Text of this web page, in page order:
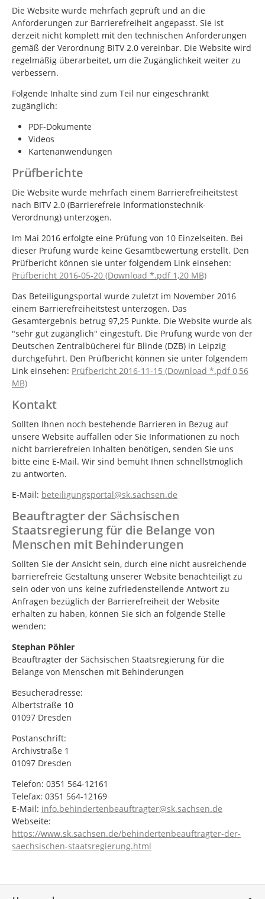
Die Website wurde mehrfach geprüft und an die
Anforderungen zur Barrierefreiheit angepasst. Sie ist
derzeit nicht komplett mit den technischen Anforderungen
gemäß der Verordnung BITV 2.0 vereinbar. Die Website wird
regelmäßig überarbeitet, um die Zugänglichkeit weiter zu
verbessern.
Folgende Inhalte sind zum Teil nur eingeschränkt
zugänglich:
PDF-Dokumente
Videos
Kartenanwendungen
Prüfberichte
Die Website wurde mehrfach einem Barrierefreiheitstest
nach BITV 2.0 (Barrierefreie Informationstechnik-
Verordnung) unterzogen.
Im Mai 2016 erfolgte eine Prüfung von 10 Einzelseiten. Bei
dieser Prüfung wurde keine Gesamtbewertung erstellt. Den
Prüfbericht können sie unter folgendem Link einsehen:
Prüfbericht 2016-05-20 (Download *.pdf 1,20 MB)
Das Beteiligungsportal wurde zuletzt im November 2016
einem Barrierefreiheitstest unterzogen. Das
Gesamtergebnis betrug 97,25 Punkte. Die Website wurde als
"sehr gut zugänglich" eingestuft. Die Prüfung wurde von der
Deutschen Zentralbücherei für Blinde (DZB) in Leipzig
durchgeführt. Den Prüfbericht können sie unter folgendem
Link einsehen: Prüfbericht 2016-11-15 (Download *.pdf 0,56
MB)
Kontakt
Sollten Ihnen noch bestehende Barrieren in Bezug auf
unsere Website auffallen oder Sie Informationen zu noch
nicht barrierefreien Inhalten benötigen, senden Sie uns
bitte eine E-Mail. Wir sind bemüht Ihnen schnellstmöglich
zu antworten.
E-Mail: beteiligungsportal@sk.sachsen.de
Beauftragter der Sächsischen
Staatsregierung für die Belange von
Menschen mit Behinderungen
Sollten Sie der Ansicht sein, durch eine nicht ausreichende
barrierefreie Gestaltung unserer Website benachteiligt zu
sein oder von uns keine zufriedenstellende Antwort zu
Anfragen bezüglich der Barrierefreiheit der Website
erhalten zu haben, können Sie sich an folgende Stelle
wenden:
Stephan Pöhler
Beauftragter der Sächsischen Staatsregierung für die
Belange von Menschen mit Behinderungen
Besucheradresse:
Albertstraße 10
01097 Dresden
Postanschrift:
Archivstraße 1
01097 Dresden
Telefon: 0351 564-12161
Telefax: 0351 564-12169
E-Mail: info.behindertenbeauftragter@sk.sachsen.de
Webseite:
https://www.sk.sachsen.de/behindertenbeauftragter-der-
saechsischen-staatsregierung.html